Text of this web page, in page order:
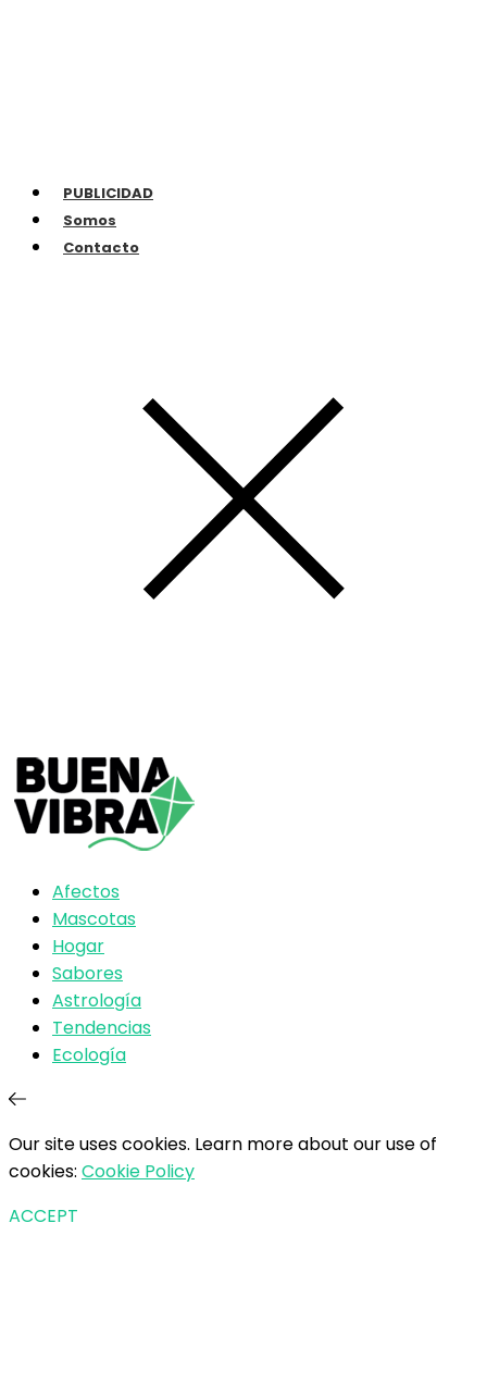
PUBLICIDAD
Somos
Contacto
Afectos
Mascotas
Hogar
Sabores
Astrología
Tendencias
Ecología
Our site uses cookies. Learn more about our use of
cookies: Cookie Policy
ACCEPT